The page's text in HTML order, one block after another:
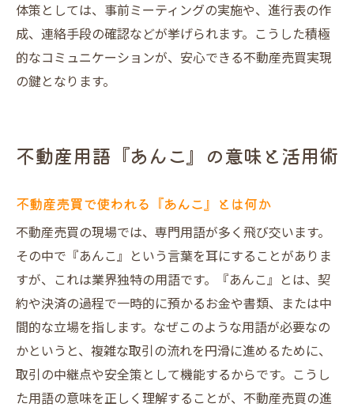
体策としては、事前ミーティングの実施や、進行表の作
成、連絡手段の確認などが挙げられます。こうした積極
的なコミュニケーションが、安心できる不動産売買実現
の鍵となります。
不動産用語『あんこ』の意味と活用術
不動産売買で使われる『あんこ』とは何か
不動産売買の現場では、専門用語が多く飛び交います。
その中で『あんこ』という言葉を耳にすることがありま
すが、これは業界独特の用語です。『あんこ』とは、契
約や決済の過程で一時的に預かるお金や書類、または中
間的な立場を指します。なぜこのような用語が必要なの
かというと、複雑な取引の流れを円滑に進めるために、
取引の中継点や安全策として機能するからです。こうし
た用語の意味を正しく理解することが、不動産売買の進